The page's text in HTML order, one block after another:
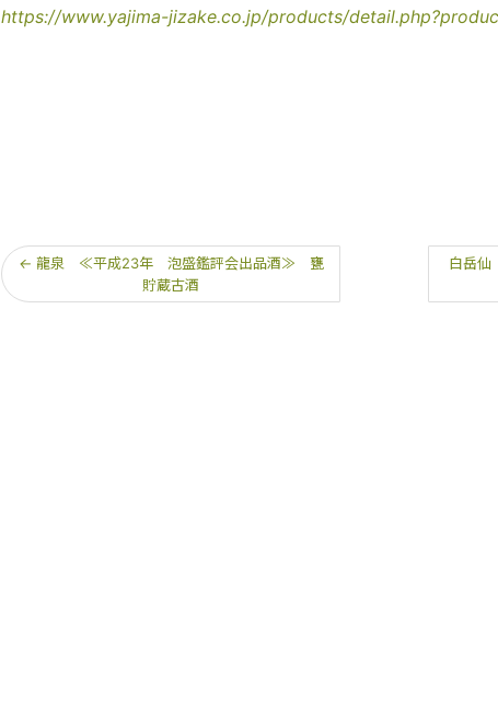
https://www.yajima-jizake.co.jp/products/
← 龍泉 ≪平成23年 泡盛鑑評会出品酒≫ 甕
貯蔵古酒
白岳